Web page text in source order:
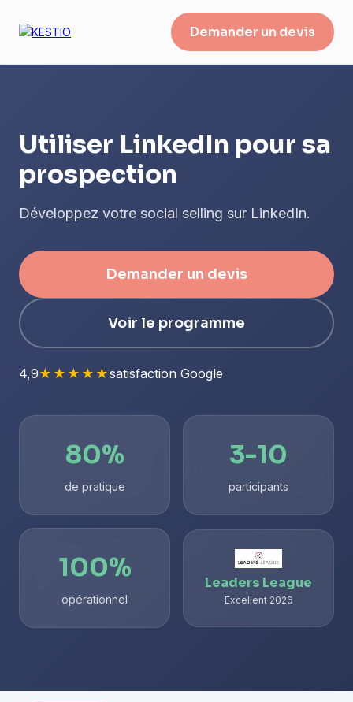
Demander un devis
Utiliser LinkedIn pour sa
prospection
Développez votre social selling sur LinkedIn.
Demander un devis
Voir le programme
4,9★★★★★satisfaction Google
80%
de pratique
3-10
participants
100%
opérationnel
Leaders League
Excellent 2026